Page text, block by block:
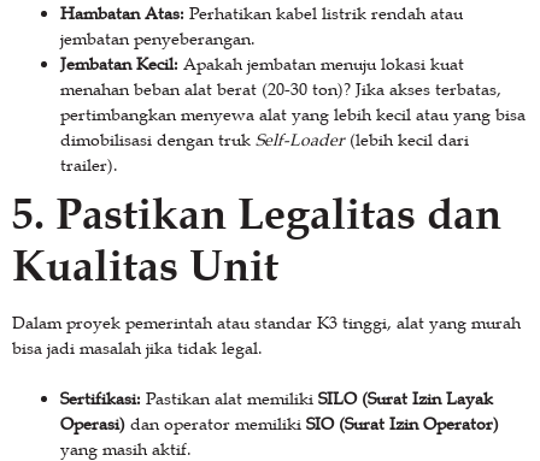
Hambatan Atas: Perhatikan kabel listrik rendah atau
jembatan penyeberangan.
Jembatan Kecil: Apakah jembatan menuju lokasi kuat
menahan beban alat berat (20-30 ton)? Jika akses terbatas,
pertimbangkan menyewa alat yang lebih kecil atau yang bisa
dimobilisasi dengan truk Self-Loader(lebih kecil dari
trailer).
5. Pastikan Legalitas dan
Kualitas Unit
Dalam proyek pemerintah atau standar K3 tinggi, alat yang murah
bisa jadi masalah jika tidak legal.
Sertifikasi: Pastikan alat memiliki SILO (Surat Izin Layak
Operasi) dan operator memiliki SIO (Surat Izin Operator)
yang masih aktif.